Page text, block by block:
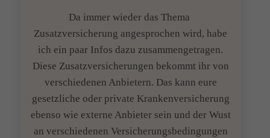
Da immer wieder das Thema
Zusatzversicherung angesprochen wird, habe
ich ein paar Infos dazu zusammengetragen.
Diese Zusatzversicherungen bekommt ihr von
verschiedenen Anbietern. Das kann eure
gesetzliche oder private Krankenversicherung
ebenso wie externe Anbieter sein und der Wust
an verschiedenen Versicherungsbedingungen